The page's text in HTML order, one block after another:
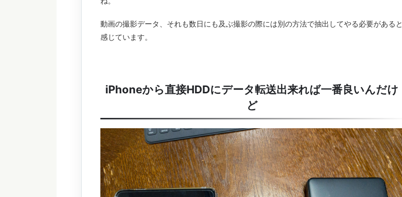
動画の撮影データ、それも数日にも及ぶ撮影の際には別の方法で抽出してやる必要があると
感じています。
iPhoneから直接HDDにデータ転送出来れば一番良いんだけ
ど